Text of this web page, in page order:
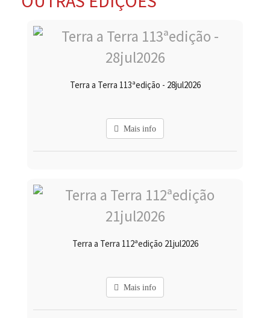
Terra a Terra 113ªedição - 28jul2026
Mais info
Terra a Terra 112ªedição 21jul2026
Mais info